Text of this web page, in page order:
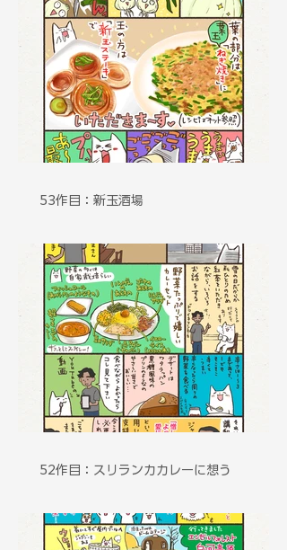
53作目：新玉酒場
52作目：スリランカカレーに想う